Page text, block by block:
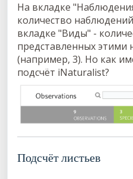
На вкладке
количество
вкладке "Виды" -
представленных этими
(например, 3). Но как
подсчёт iNaturalist?
Подсчёт листьев